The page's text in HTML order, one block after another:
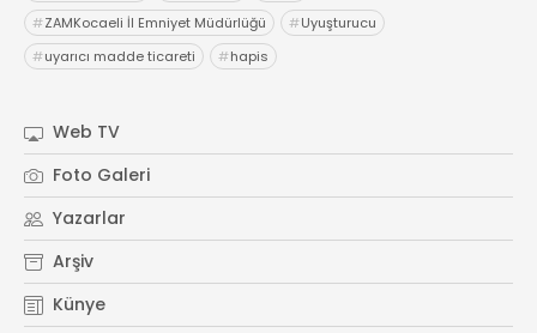
#ZAMKocaeli İl Emniyet Müdürlüğü #Uyuşturucu
#uyarıcı madde ticareti #hapis
Web TV
Foto Galeri
Yazarlar
Arşiv
Künye